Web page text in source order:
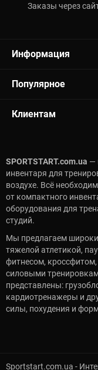
Заказы через
Информация
Популярное
Клиентам
SPORTSTART.com.ua —
инвентаря для
воздухе. Всё
от компактного
оборудования для
студий.
Мы предлагаем
тяжелой атлетикой,
фитнесом,
силовыми
представлены:
кардиотренажеры и
силы, похудения и
Sportstart.com.ua -